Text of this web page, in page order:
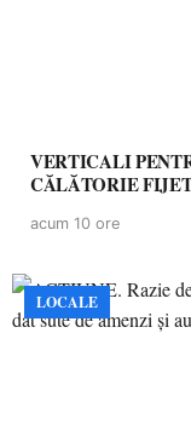
VERTICALI
CĂLĂTORIE
acum 10 ore
LOCALE